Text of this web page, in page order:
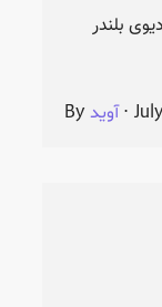
بلندر
Byآوید⋅